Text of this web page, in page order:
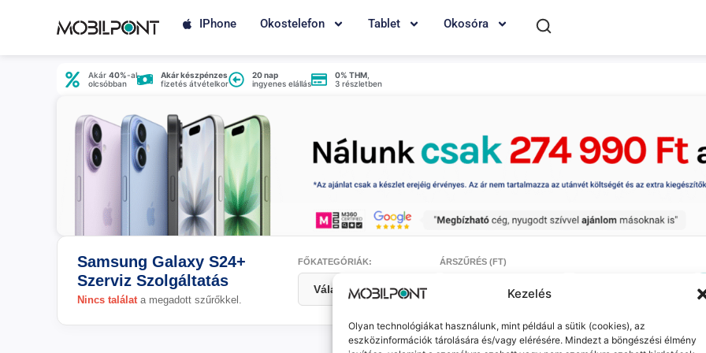
Kezelés
Olyan technológiákat használunk, mint például a sütik (cookies), az
eszközinformációk tárolására és/vagy elérésére. Mindezt a böngészési élmény
IPhone Okostelefon Tablet Okosóra
Akár 40%-al
olcsóbban
Akár készpénzes
fizetés átvételkor
20 nap
ingyenes elállás
0% THM
3 részletben
Samsung Galaxy S24+
Szerviz Szolgáltatás
Nincs találat a megadott szűrőkkel.
FŐKATEGÓRIÁK: ÁRSZŰRÉS (FT)